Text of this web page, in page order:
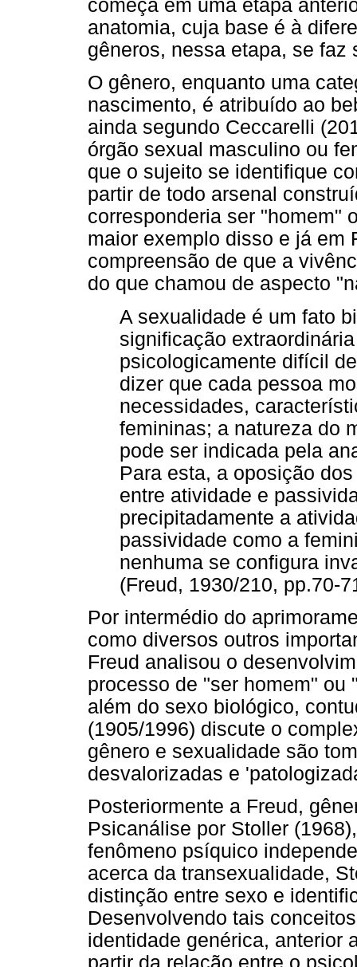
começa em uma etapa
anatomia, cuja base é à
gêneros, nessa etapa, se
O gênero, enquanto uma
nascimento, é atribuído ao
ainda segundo Ceccarelli
órgão sexual masculino ou
que o sujeito se identifique
partir de todo arsenal
corresponderia ser "homem"
maior exemplo disso e já em
compreensão de que a
do que chamou de aspecto
A sexualidade é um fato
significação
psicologicamente difícil
dizer que cada pessoa
necessidades,
femininas; a natureza do
pode ser indicada pela
Para esta, a oposição
entre atividade e
precipitadamente a
passividade como a
nenhuma se configura
(Freud, 1930/210, pp.70-
Por intermédio do
como diversos outros
Freud analisou o
processo de "ser homem" ou
além do sexo biológico,
(1905/1996) discute o
gênero e sexualidade são
desvalorizadas e
Posteriormente a Freud,
Psicanálise por Stoller
fenômeno psíquico
acerca da transexualidade,
distinção entre sexo e
Desenvolvendo tais
identidade genérica, anterior